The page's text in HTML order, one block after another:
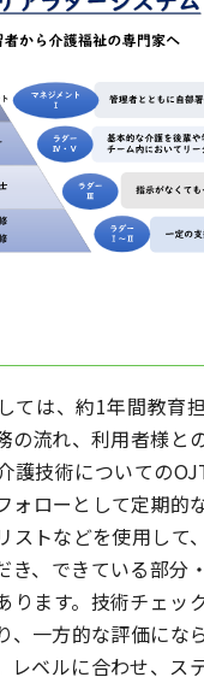
ては、約1年間教育
の流れ、利用者様と
護技術についての
ォローとして定期的
ストなどを使用して
き、できている部分
ります。技術チェッ
、一方的な評価にな
レベルに合わせ、ス